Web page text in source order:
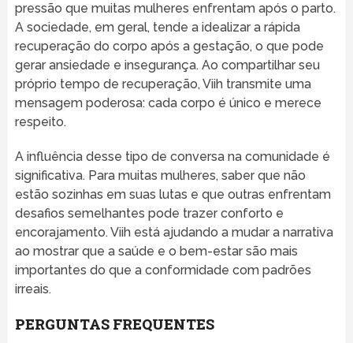
pressão que muitas mulheres enfrentam após o parto.
A sociedade, em geral, tende a idealizar a rápida
recuperação do corpo após a gestação, o que pode
gerar ansiedade e insegurança. Ao compartilhar seu
próprio tempo de recuperação, Viih transmite uma
mensagem poderosa: cada corpo é único e merece
respeito.
A influência desse tipo de conversa na comunidade é
significativa. Para muitas mulheres, saber que não
estão sozinhas em suas lutas e que outras enfrentam
desafios semelhantes pode trazer conforto e
encorajamento. Viih está ajudando a mudar a narrativa
ao mostrar que a saúde e o bem-estar são mais
importantes do que a conformidade com padrões
irreais.
PERGUNTAS FREQUENTES